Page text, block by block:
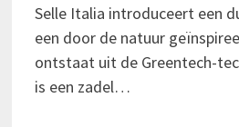
Selle Italia introduceert een
een door de natuur
ontstaat uit de Greentech-
is een zadel…